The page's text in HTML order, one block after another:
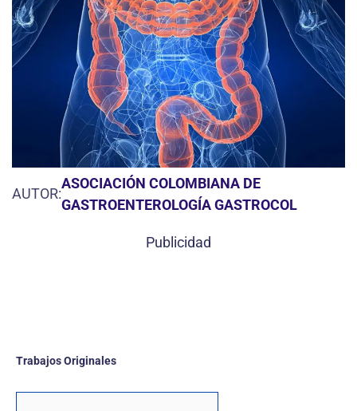
AUTOR:
ASOCIACIÓN COLOMBIANA DE
GASTROENTEROLOGÍA GASTROCOL
Publicidad
Trabajos Originales